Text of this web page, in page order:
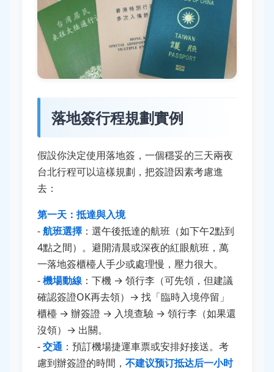
落地簽行程規劃實例
假設你決定使用落地簽，一個穩妥的三天兩夜
台北行程可以這樣規劃，把簽證因素考慮進
去：
第一天：抵達與入境
-航班選擇 ：選午後抵達的航班（如下午2點到
4點之間）。避開清晨或深夜的紅眼航班，萬
一落地簽櫃檯人手少或處理慢，壓力很大。
-機場動線 ：下機 → 領行李（可先領，但建議
確認簽證OK再去領）→ 找「臨時入境停留」
櫃檯 → 辦簽證 → 入境查驗 → 領行李（如果還
沒領）→ 出關。
-交通 ：預訂機場捷運車票或安排好接送。考
慮到辦簽證的時間， 不建议预订抵达后一小时